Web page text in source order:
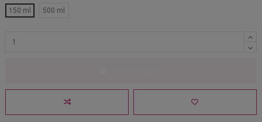
150 ml
500 ml